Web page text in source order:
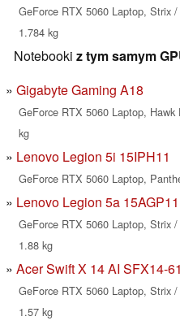
GeForce RTX 5060 Laptop, Strix
1.784 kg
Notebooki z tym samym
Gigabyte Gaming A18
GeForce RTX 5060 Laptop,
kg
Lenovo Legion 5i 15IPH11
GeForce RTX 5060 Laptop,
Lenovo Legion 5a 15AGP11
GeForce RTX 5060 Laptop, Strix
1.88 kg
Acer Swift X 14 AI SFX14-
GeForce RTX 5060 Laptop, Strix
1.57 kg